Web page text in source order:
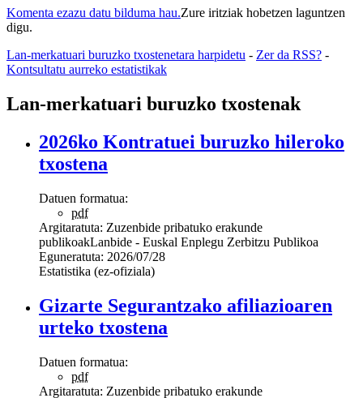
Komenta ezazu datu bilduma hau.Zure iritziak hobetzen laguntzen
digu.
Lan-merkatuari buruzko txostenetara harpidetu - Zer da RSS? -
Kontsultatu aurreko estatistikak
Lan-merkatuari buruzko txostenak
2026ko Kontratuei buruzko hileroko
txostena
Datuen formatua:
pdf
Argitaratuta: Zuzenbide pribatuko erakunde
publikoakLanbide - Euskal Enplegu Zerbitzu Publikoa
Eguneratuta: 2026/07/28
Estatistika (ez-ofiziala)
Gizarte Segurantzako afiliazioaren
urteko txostena
Datuen formatua:
pdf
Argitaratuta: Zuzenbide pribatuko erakunde